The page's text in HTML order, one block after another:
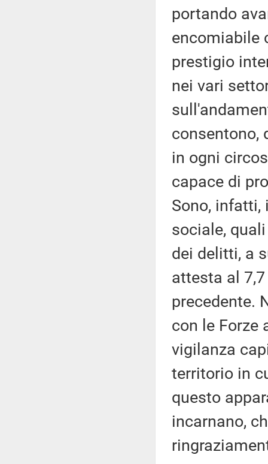
portando
encomiabile
prestigio
nei vari
consentono,
in ogni
capace di
Sono,
sociale,
dei delitti, a
attesta al
precedente.
con le Forze
vigilanza
territorio in
questo
incarnano,